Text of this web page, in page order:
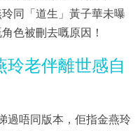
同「道生」黃子華未曝
色被刪去嘅原因！
玲老伴離世感自
過唔同版本，佢指金燕玲